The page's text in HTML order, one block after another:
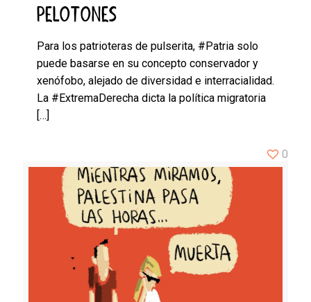
PELOTONES
Para los patrioteras de pulserita, #Patria solo
puede basarse en su concepto conservador y
xenófobo, alejado de diversidad e interracialidad.
La #ExtremaDerecha dicta la política migratoria
[…]
0